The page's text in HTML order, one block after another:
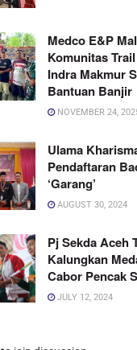
Medco E&P
Komunitas
Indra Makmur
Bantuan Banjir
NOVEMBER 24,
Ulama
Pendaftaran
‘Garang’
AUGUST 30, 2024
Pj Sekda Aceh
Kalungkan
Cabor Pencak
JULY 12, 2024